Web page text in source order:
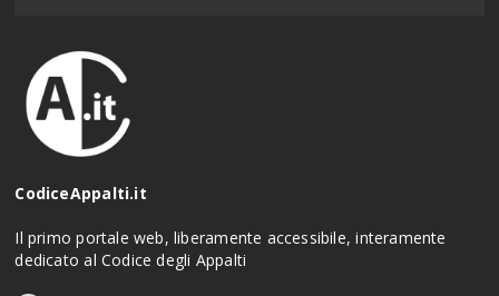
CodiceAppalti.it
Il primo portale web, liberamente accessibile, interamente
dedicato al Codice degli Appalti